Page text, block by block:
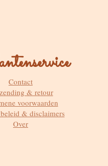
Contact
& retour
voorwaarden
& disclaimers
Over